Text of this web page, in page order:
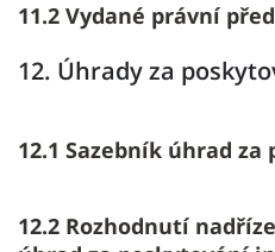
11.2 Vydané právní
12. Úhrady za
12.1 Sazebník úhrad
12.2 Rozhodnutí